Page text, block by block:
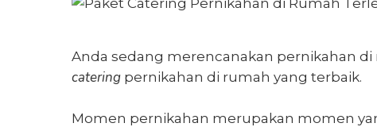
Anda sedang merencanakan pernikahan
catering pernikahan di rumah yang terbaik.
Momen pernikahan merupakan momen